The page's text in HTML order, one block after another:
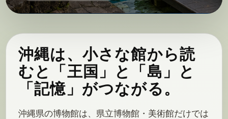
沖縄は、小さな館から読
むと「王国」と「島」と
「記憶」がつながる。
沖縄県の博物館は、県立博物館・美術館だけでは